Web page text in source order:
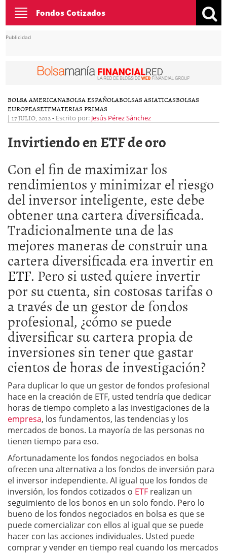
Toggle
navigation
Fondos Cotizados
Publicidad
BOLSA AMERICANABOLSA ESPAÑOLABOLSAS ASIATICASBOLSAS
EUROPEASETFMATERIAS PRIMAS
| 17 JULIO, 2012- Escrito por: Jesús Pérez Sánchez
Invirtiendo en ETF de oro
Con el fin de maximizar los
rendimientos y minimizar el riesgo
del inversor inteligente, este debe
obtener una cartera diversificada.
Tradicionalmente una de las
mejores maneras de construir una
cartera diversificada era invertir en
ETF. Pero si usted quiere invertir
por su cuenta, sin costosas tarifas o
a través de un gestor de fondos
profesional, ¿cómo se puede
diversificar su cartera propia de
inversiones sin tener que gastar
cientos de horas de investigación?
Para duplicar lo que un gestor de fondos profesional
hace en la creación de ETF, usted tendría que dedicar
horas de tiempo completo a las investigaciones de la
empresa, los fundamentos, las tendencias y los
mercados de bonos. La mayoría de las personas no
tienen tiempo para eso.
Afortunadamente los fondos negociados en bolsa
ofrecen una alternativa a los fondos de inversión para
el inversor independiente. Al igual que los fondos de
inversión, los fondos cotizados o ETF realizan un
seguimiento de los bonos en un solo fondo. Pero lo
bueno de los fondos negociados en bolsa es que se
puede comercializar con ellos al igual que se puede
hacer con las acciones individuales. Usted puede
comprar y vender en tiempo real cuando los mercados